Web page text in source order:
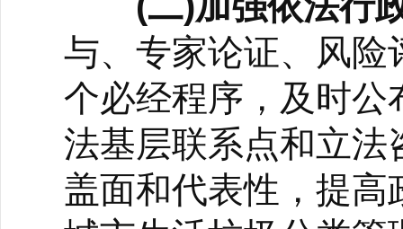
与、专家论证、风险
个必经程序，及时公
法基层联系点和立法
盖面和代表性，提